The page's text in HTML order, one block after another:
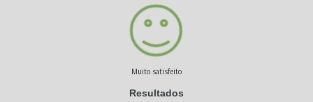
Muito satisfeito
Resultados